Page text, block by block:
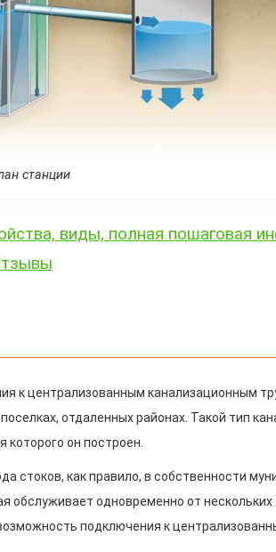
станции
виды, полная пошаговая
к централизованным канализационным
отдаленных районах. Такой тип
он построен.
стоков, как правило, в собственности
обслуживает одновременно от
подключения к